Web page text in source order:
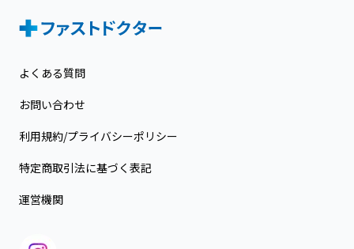
よくある質問
お問い合わせ
利用規約/プライバシーポリシー
特定商取引法に基づく表記
運営機関